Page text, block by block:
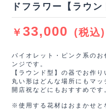
ドフラワー【ラウン
￥33,000 (税込)
バイオレット・ピンク系の
ンジです。
【ラウンド型】の器でお作り
丸い形はどんな場所にもマッ
開店祝などにもおすすめです
※使用する花材はおまかせと